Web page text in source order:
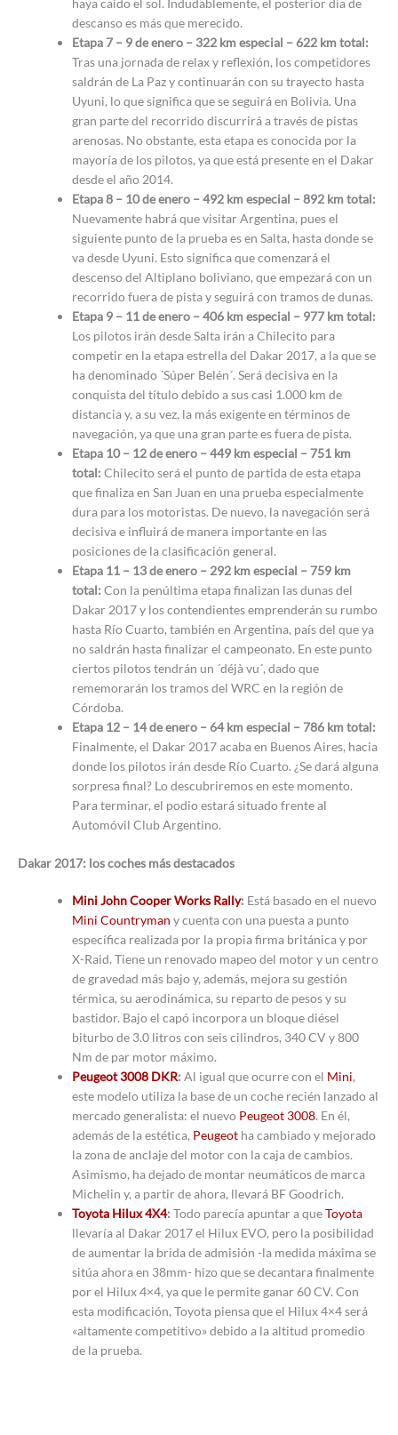
haya caído el sol. Indudablemente, el posterior día de
descanso es más que merecido.
Etapa 7 – 9 de enero – 322 km especial – 622 km total:
Tras una jornada de relax y reflexión, los competidores
saldrán de La Paz y continuarán con su trayecto hasta
Uyuni, lo que significa que se seguirá en Bolivia. Una
gran parte del recorrido discurrirá a través de pistas
arenosas. No obstante, esta etapa es conocida por la
mayoría de los pilotos, ya que está presente en el Dakar
desde el año 2014.
Etapa 8 – 10 de enero – 492 km especial – 892 km total:
Nuevamente habrá que visitar Argentina, pues el
siguiente punto de la prueba es en Salta, hasta donde se
va desde Uyuni. Esto significa que comenzará el
descenso del Altiplano boliviano, que empezará con un
recorrido fuera de pista y seguirá con tramos de dunas.
Etapa 9 – 11 de enero – 406 km especial – 977 km total:
Los pilotos irán desde Salta irán a Chilecito para
competir en la etapa estrella del Dakar 2017, a la que se
ha denominado ´Súper Belén´. Será decisiva en la
conquista del título debido a sus casi 1.000 km de
distancia y, a su vez, la más exigente en términos de
navegación, ya que una gran parte es fuera de pista.
Etapa 10 – 12 de enero – 449 km especial – 751 km
total: Chilecito será el punto de partida de esta etapa
que finaliza en San Juan en una prueba especialmente
dura para los motoristas. De nuevo, la navegación será
decisiva e influirá de manera importante en las
posiciones de la clasificación general.
Etapa 11 – 13 de enero – 292 km especial – 759 km
total: Con la penúltima etapa finalizan las dunas del
Dakar 2017 y los contendientes emprenderán su rumbo
hasta Río Cuarto, también en Argentina, país del que ya
no saldrán hasta finalizar el campeonato. En este punto
ciertos pilotos tendrán un ´déjà vu´, dado que
rememorarán los tramos del WRC en la región de
Córdoba.
Etapa 12 – 14 de enero – 64 km especial – 786 km total:
Finalmente, el Dakar 2017 acaba en Buenos Aires, hacia
donde los pilotos irán desde Río Cuarto. ¿Se dará alguna
sorpresa final? Lo descubriremos en este momento.
Para terminar, el podio estará situado frente al
Automóvil Club Argentino.
Dakar 2017: los coches más destacados
Mini John Cooper Works Rally: Está basado en el nuevo
Mini Countryman y cuenta con una puesta a punto
específica realizada por la propia firma británica y por
X-Raid. Tiene un renovado mapeo del motor y un centro
de gravedad más bajo y, además, mejora su gestión
térmica, su aerodinámica, su reparto de pesos y su
bastidor. Bajo el capó incorpora un bloque diésel
biturbo de 3.0 litros con seis cilindros, 340 CV y 800
Nm de par motor máximo.
Peugeot 3008 DKR: Al igual que ocurre con el Mini,
este modelo utiliza la base de un coche recién lanzado al
mercado generalista: el nuevo Peugeot 3008. En él,
además de la estética, Peugeot ha cambiado y mejorado
la zona de anclaje del motor con la caja de cambios.
Asimismo, ha dejado de montar neumáticos de marca
Michelin y, a partir de ahora, llevará BF Goodrich.
Toyota Hilux 4X4: Todo parecía apuntar a queToyota
llevaría al Dakar 2017 el Hilux EVO, pero la posibilidad
de aumentar la brida de admisión -la medida máxima se
sitúa ahora en 38mm- hizo que se decantara finalmente
por el Hilux 4×4, ya que le permite ganar 60 CV. Con
esta modificación, Toyota piensa que el Hilux 4×4 será
«altamente competitivo» debido a la altitud promedio
de la prueba.